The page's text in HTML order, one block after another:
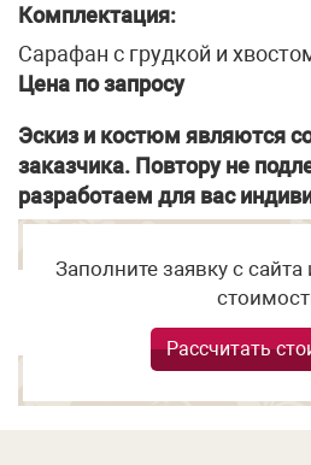
Комплектация:
Сарафан с грудкой и
Цена по запросу
Эскиз и костюм являются
заказчика. Повтору не
разработаем для вас
Заполните заявку с сайта
Рассчитать